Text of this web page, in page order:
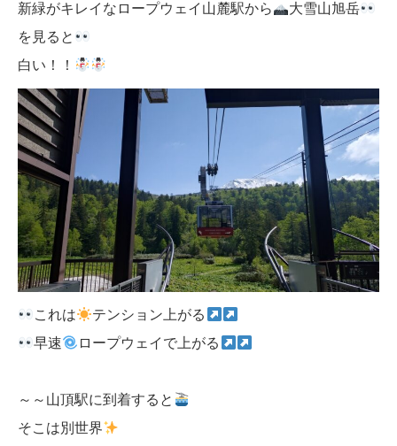
新緑がキレイなロープウェイ山麓駅から
大雪山旭岳
を見ると
白い！！
これは
テンション上がる
早速
ロープウェイで上がる
～～山頂駅に到着すると
そこは別世界